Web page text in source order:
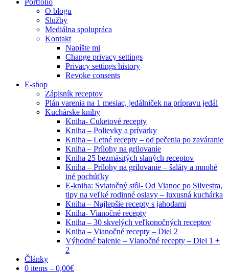
Portfolio
O blogu
Služby
Mediálna spolupráca
Kontakt
Napíšte mi
Change privacy settings
Privacy settings history
Revoke consents
E-shop
Zápisník receptov
Plán varenia na 1 mesiac, jedálniček na prípravu jedál
Kuchárske knihy
Kniha- Cuketové recepty
Kniha – Polievky a prívarky
Kniha – Letné recepty – od pečenia po zaváranie
Kniha – Prílohy na grilovanie
Kniha 25 bezmäsitých slaných receptov
Kniha – Prílohy na grilovanie – šaláty a mnohé
iné pochúťky
E-kniha: Sviatočný stôl- Od Vianoc po Silvestra,
tipy na veľké rodinné oslavy – luxusná kuchárka
Kniha – Najlepšie recepty s jahodami
Kniha- Vianočné recepty
Kniha – 30 skvelých veľkonočných receptov
Kniha – Vianočné recepty – Diel 2
Výhodné balenie – Vianočné recepty – Diel 1 +
2
Články
0 items – 0,00€